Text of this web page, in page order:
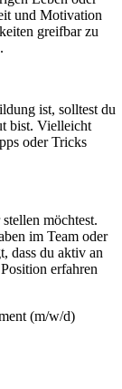
und Motivation
greifbar zu
ist, solltest du
bist. Vielleicht
oder Tricks
möchtest.
im Team oder
dass du aktiv an
erfahren
(m/w/d)